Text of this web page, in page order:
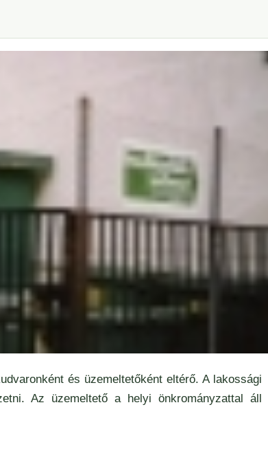
és üzemeltetőként eltérő. A lakossági
Az üzemeltető a helyi önkrományzattal áll